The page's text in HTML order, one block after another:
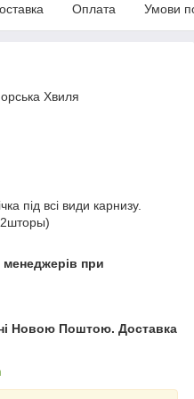
Оплата Умови
Хвиля
під всі види карнизу.
при
Новою Поштою. Доставка